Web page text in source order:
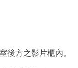
後方之影片櫃內。